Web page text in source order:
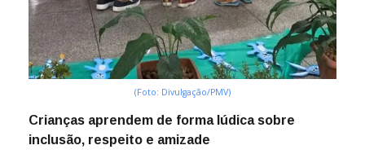
(Foto: Divulgação/PMV)
Crianças aprendem de forma lúdica sobre
inclusão, respeito e amizade